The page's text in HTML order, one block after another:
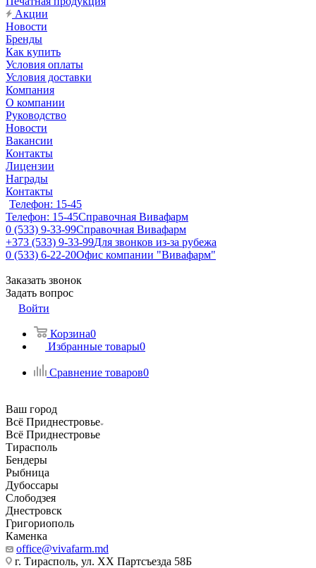
Акции
Новости
Бренды
Как купить
Условия оплаты
Условия доставки
Компания
О компании
Руководство
Новости
Вакансии
Контакты
Лицензии
Награды
Контакты
Телефон: 15-45
Телефон: 15-45Справочная Вивафарм
0 (533) 9-33-99Справочная Вивафарм
+373 (533) 9-33-99Для звонков из-за рубежа
0 (533) 6-22-20Офис компании "Вивафарм"
Заказать звонок
Задать вопрос
Войти
Корзина0
Избранные товары0
Сравнение товаров0
Ваш город
Всё Приднестровье
Всё Приднестровье
Тирасполь
Бендеры
Рыбница
Дубоссары
Слободзея
Днестровск
Григориополь
Каменка
office@vivafarm.md
г. Тирасполь, ул. ХХ Партсъезда 58Б